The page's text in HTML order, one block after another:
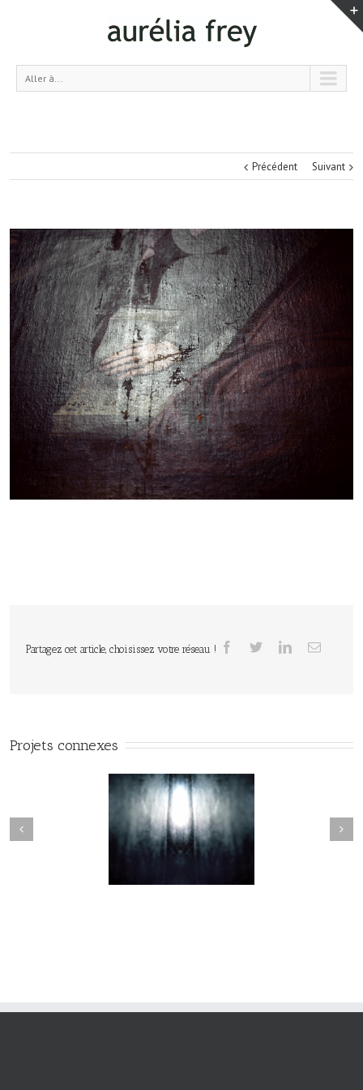
Aller à...
Précédent Suivant
Partagez cet article, choisissez votre réseau !
Projets connexes